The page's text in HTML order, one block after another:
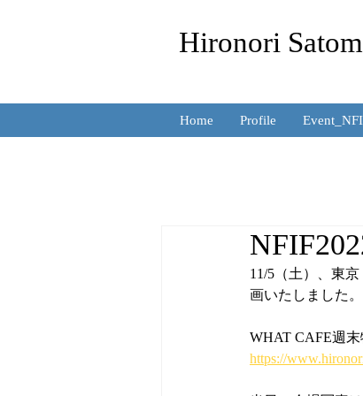
Hironori
Home Profile
11/5（土）、東
画いたしました。
WHAT CAFE週
https://